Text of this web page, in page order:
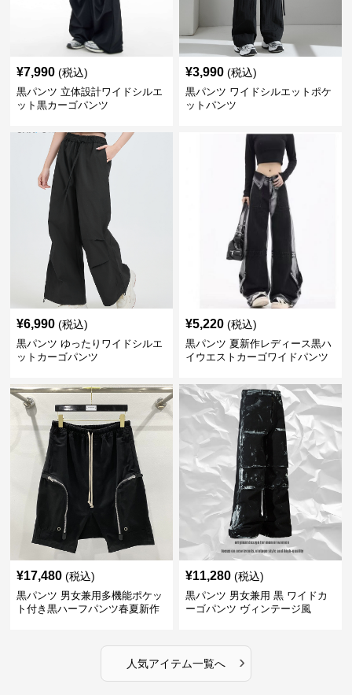
¥7,990 (税込)
黒パンツ 立体設計ワイドシルエ
ット黒カーゴパンツ
¥3,990 (税込)
黒パンツ ワイドシルエットポケ
ットパンツ
¥6,990 (税込)
黒パンツ ゆったりワイドシルエ
ットカーゴパンツ
¥5,220 (税込)
黒パンツ 夏新作レディース黒ハ
イウエストカーゴワイドパンツ
¥17,480 (税込)
黒パンツ 男女兼用多機能ポケッ
ト付き黒ハーフパンツ春夏新作
¥11,280 (税込)
黒パンツ 男女兼用 黒 ワイドカ
ーゴパンツ ヴィンテージ風
人気アイテム一覧へ ›